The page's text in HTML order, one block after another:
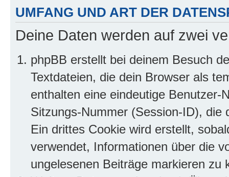
UMFANG UND ART DER
Deine Daten werden auf zwei
phpBB erstellt bei deinem Besuch
Textdateien, die dein Browser als
enthalten eine eindeutige
Sitzungs-Nummer (Session-ID), die
Ein drittes Cookie wird erstellt,
verwendet, Informationen über die
ungelesenen Beiträge markieren zu